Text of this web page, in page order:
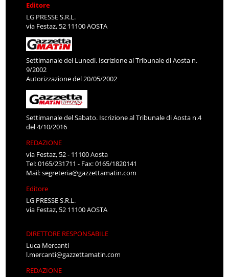
Editore
LG PRESSE S.R.L.
via Festaz, 52 11100 AOSTA
Settimanale del Lunedì. Iscrizione al Tribunale di Aosta n.
9/2002
Autorizzazione del 20/05/2002
Settimanale del Sabato. Iscrizione al Tribunale di Aosta n.4
del 4/10/2016
REDAZIONE
via Festaz, 52 - 11100 Aosta
Tel: 0165/231711 - Fax: 0165/1820141
Mail:segreteria@gazzettamatin.com
Editore
LG PRESSE S.R.L.
via Festaz, 52 11100 AOSTA
DIRETTORE RESPONSABILE
Luca Mercanti
l.mercanti@gazzettamatin.com
REDAZIONE